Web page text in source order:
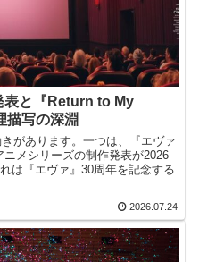
表と『Return to My
描写の深淵
があります。一つは、『エヴァ
メシリーズの制作発表が2026
は『エヴァ』30周年を記念する
2026.07.24